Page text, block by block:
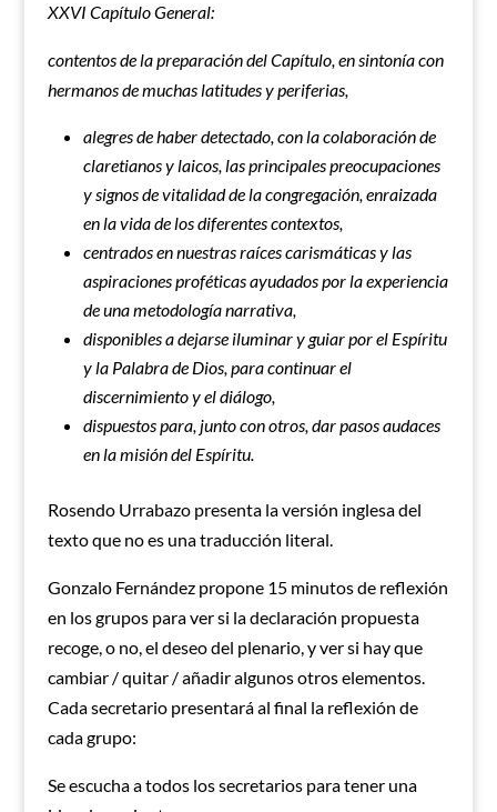
XXVI Capítulo General:
contentos de la preparación del Capítulo, en sintonía con
hermanos de muchas latitudes y periferias,
alegres de haber detectado, con la colaboración de
claretianos y laicos, las principales preocupaciones
y signos de vitalidad de la congregación, enraizada
en la vida de los diferentes contextos,
centrados en nuestras raíces carismáticas y las
aspiraciones proféticas ayudados por la experiencia
de una metodología narrativa,
disponibles a dejarse iluminar y guiar por el Espíritu
y la Palabra de Dios, para continuar el
discernimiento y el diálogo,
dispuestos para, junto con otros, dar pasos audaces
en la misión del Espíritu.
Rosendo Urrabazo presenta la versión inglesa del
texto que no es una traducción literal.
Gonzalo Fernández propone 15 minutos de reflexión
en los grupos para ver si la declaración propuesta
recoge, o no, el deseo del plenario, y ver si hay que
cambiar / quitar / añadir algunos otros elementos.
Cada secretario presentará al final la reflexión de
cada grupo:
Se escucha a todos los secretarios para tener una